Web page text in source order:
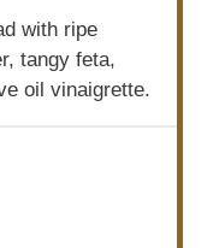
with ripe
tangy feta,
oil vinaigrette.